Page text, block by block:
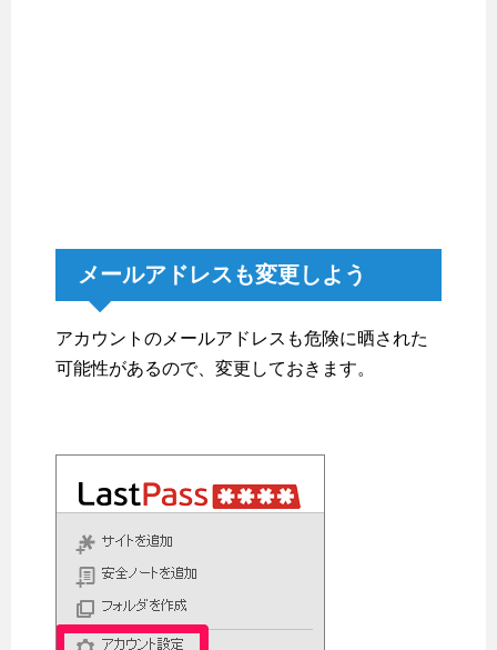
メールアドレスも変更しよう
アカウントのメールアドレスも危険に晒された
可能性があるので、変更しておきます。